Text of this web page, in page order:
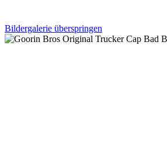
Bildergalerie überspringen